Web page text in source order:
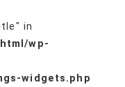
in
wp-
widgets.php